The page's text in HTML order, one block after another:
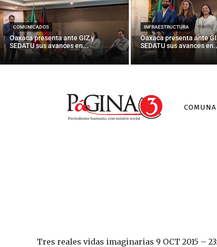
COMUNICADOS
Oaxaca presenta ante GIZ y
SEDATU sus avances en...
INFRAESTRUCTURA
Oaxaca presenta ante
SEDATU sus avances
Tres reales vidas imaginarias 9 OCT 2015 –